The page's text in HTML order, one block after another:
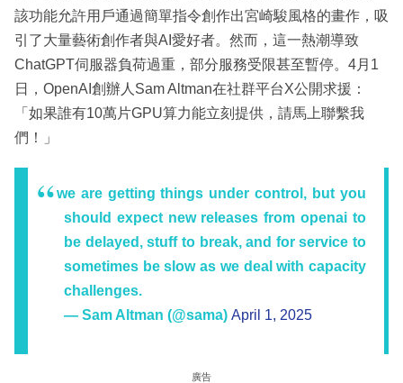
該功能允許用戶通過簡單指令創作出宮崎駿風格的畫作，吸
引了大量藝術創作者與AI愛好者。然而，這一熱潮導致
ChatGPT伺服器負荷過重，部分服務受限甚至暫停。4月1
日，OpenAI創辦人Sam Altman在社群平台X公開求援：
「如果誰有10萬片GPU算力能立刻提供，請馬上聯繫我
們！」
we are getting things under control, but you
should expect new releases from openai to
be delayed, stuff to break, and for service to
sometimes be slow as we deal with capacity
challenges.
— Sam Altman (@sama) April 1, 2025
廣告